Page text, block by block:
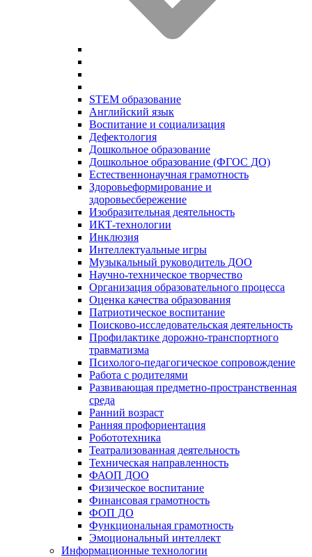
STEM образование
Английский язык
Воспитание и социализация
Дефектология
Дошкольное образование
Дошкольное образование (ФГОС ДО)
Естественнонаучная грамотность
Здоровьеформирование и
здоровьесбережение
Изобразительная деятельность
ИКТ-технологии
Инклюзия
Интеллектуальные игры
Музыкальный руководитель ДОО
Научно-техническое творчество
Организация образовательного процесса
Оценка качества образования
Патриотическое воспитание
Поисково-исследовательская деятельность
Профилактике дорожно-транспортного
травматизма
Психолого-педагогическое сопровождение
Работа с родителями
Развивающая предметно-пространственная
среда
Ранний возраст
Ранняя профориентация
Робототехника
Театрализованная деятельность
Техническая направленность
ФАОП ДОО
Физическое воспитание
Финансовая грамотность
ФОП ДО
Функциональная грамотность
Эмоциональный интеллект
Информационные технологии